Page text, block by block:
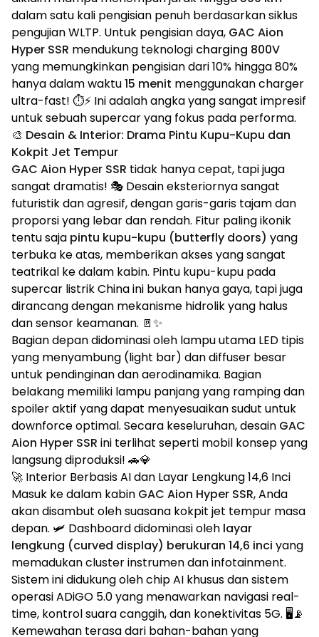
dalam satu kali pengisian penuh berdasarkan siklus
pengujian WLTP. Untuk pengisian daya, GAC Aion
Hyper SSR mendukung teknologi charging 800V
yang memungkinkan pengisian dari 10% hingga 80%
hanya dalam waktu15 menit menggunakan charger
ultra-fast! ⏱️⚡ Ini adalah angka yang sangat impresif
untuk sebuah supercar yang fokus pada performa.
🎨 Desain & Interior: Drama Pintu Kupu-Kupu dan
Kokpit Jet Tempur
GAC Aion Hyper SSR tidak hanya cepat, tapi juga
sangat dramatis! 🎭 Desain eksteriornya sangat
futuristik dan agresif, dengan garis-garis tajam dan
proporsi yang lebar dan rendah. Fitur paling ikonik
tentu saja pintu kupu-kupu (butterfly doors) yang
terbuka ke atas, memberikan akses yang sangat
teatrikal ke dalam kabin. Pintu kupu-kupu pada
supercar listrik China ini bukan hanya gaya, tapi juga
dirancang dengan mekanisme hidrolik yang halus
dan sensor keamanan. 🚪✨
Bagian depan didominasi oleh lampu utama LED tipis
yang menyambung (light bar) dan diffuser besar
untuk pendinginan dan aerodinamika. Bagian
belakang memiliki lampu panjang yang ramping dan
spoiler aktif yang dapat menyesuaikan sudut untuk
downforce optimal. Secara keseluruhan, desain GAC
Aion Hyper SSR ini terlihat seperti mobil konsep yang
langsung diproduksi! 🚗💎
🚀 Interior Berbasis AI dan Layar Lengkung 14,6 Inci
Masuk ke dalam kabin GAC Aion Hyper SSR, Anda
akan disambut oleh suasana kokpit jet tempur masa
depan. 🛩️ Dashboard didominasi oleh layar
lengkung (curved display) berukuran 14,6 inci yang
memadukan cluster instrumen dan infotainment.
Sistem ini didukung oleh chip AI khusus dan sistem
operasi ADiGO 5.0 yang menawarkan navigasi real-
time, kontrol suara canggih, dan konektivitas 5G. 🖥️📡
Kemewahan terasa dari bahan-bahan yang